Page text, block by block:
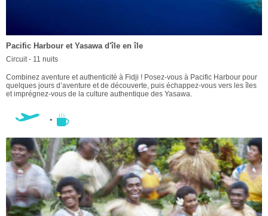
Pacific Harbour et Yasawa d'île en île
Circuit - 11 nuits
Combinez aventure et authenticité à Fidji ! Posez-vous à Pacific Harbour pour
quelques jours d’aventure et de découverte, puis échappez-vous vers les îles
et imprégnez-vous de la culture authentique des Yasawa.